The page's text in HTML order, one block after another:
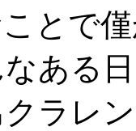
とで
ある
ラレ